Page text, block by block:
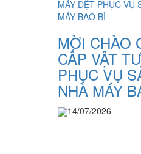
MỜI CHÀO
CẤP VẬT
PHỤC VỤ
NHÀ MÁY
14/07/2026